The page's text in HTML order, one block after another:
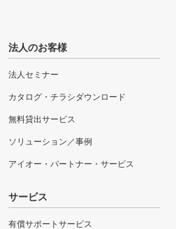
法人のお客様
法人セミナー
カタログ・チラシダウンロード
無料貸出サービス
ソリューション／事例
アイオー・パートナー・サービス
サービス
有償サポートサービス